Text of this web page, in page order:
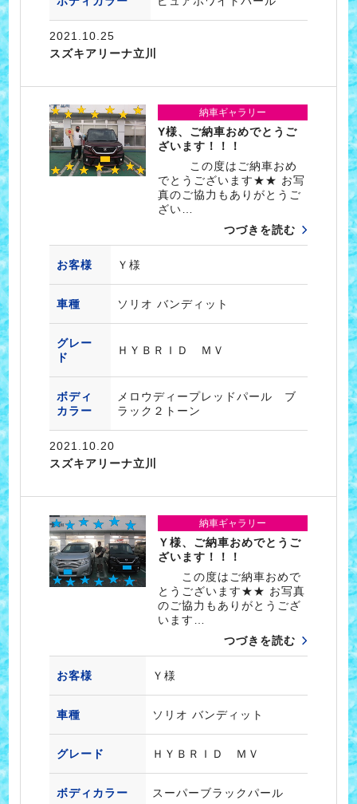
2021.10.25
スズキアリーナ立川
納車ギャラリー
Y様、ご納車おめでとうご
ざいます！！！
この度はご納車おめ
でとうございます★★ お写
真のご協力もありがとうご
ざい…
つづきを読む
お客様 Ｙ様
車種 ソリオ バンディット
グレー
ド
ＨＹＢＲＩＤ ＭＶ
ボディ
カラー
メロウディープレッドパール ブ
ラック２トーン
2021.10.20
スズキアリーナ立川
納車ギャラリー
Ｙ様、ご納車おめでとうご
ざいます！！！
この度はご納車おめで
とうございます★★ お写真
のご協力もありがとうござ
います…
つづきを読む
お客様 Ｙ様
車種 ソリオ バンディット
グレード ＨＹＢＲＩＤ ＭＶ
ボディカラー スーパーブラックパール